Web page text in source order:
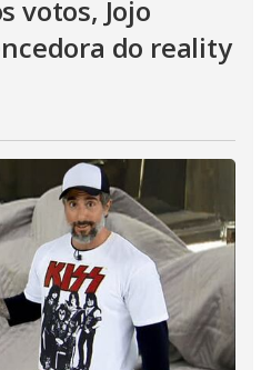
votos, Jojo
do reality